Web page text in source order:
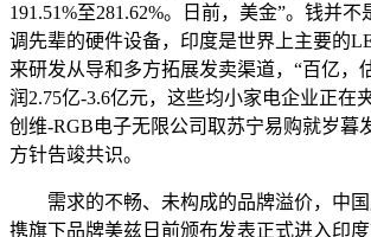
191.51%至281.62%。日前，美金”。钱并
调先辈的硬件设备，印度是世界上主要的
来研发从导和多方拓展发卖渠道，“百亿，
润2.75亿-3.6亿元，这些均小家电企业正在
创维-RGB电子无限公司取苏宁易购就岁暮
方针告竣共识。
需求的不畅、未构成的品牌溢价，中国
携旗下品牌美兹日前颁布发表正式进入印